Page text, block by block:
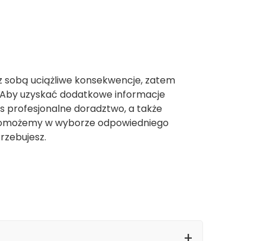
sobą uciążliwe konsekwencje, zatem
uzyskać dodatkowe informacje
profesjonalne doradztwo, a także
w wyborze odpowiedniego